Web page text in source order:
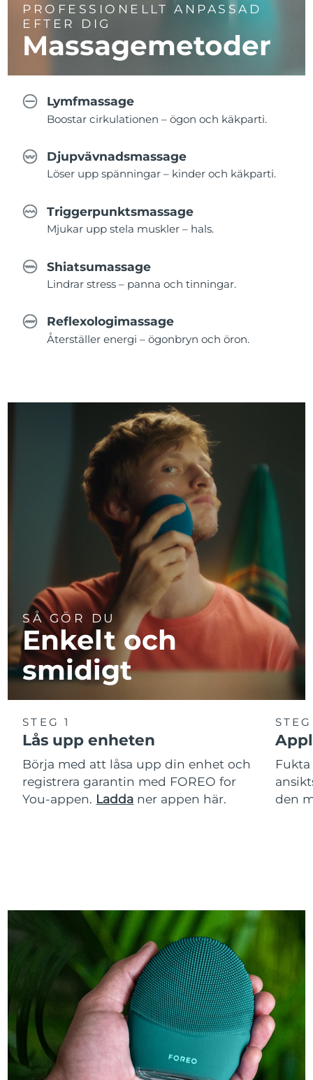
PROFESSIONELLT ANPASSAD
EFTER DIG
Massagemetoder
Lymfmassage
Boostar cirkulationen – ögon och käkparti.
Djupvävnadsmassage
Löser upp spänningar – kinder och käkparti.
Triggerpunktsmassage
Mjukar upp stela muskler – hals.
Shiatsumassage
Lindrar stress – panna och tinningar.
Reflexologimassage
Återställer energi – ögonbryn och öron.
SÅ GÖR DU
Enkelt och
smidigt
STEG 1
Lås upp enheten
Börja med att låsa upp din enhet och
registrera garantin med FOREO for
You-appen. Ladda ner appen här.
den